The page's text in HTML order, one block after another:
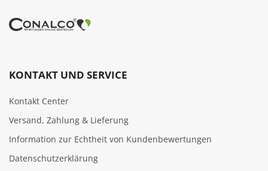
KONTAKT UND SERVICE
Kontakt Center
Versand, Zahlung & Lieferung
Information zur Echtheit von Kundenbewertungen
Datenschutzerklärung